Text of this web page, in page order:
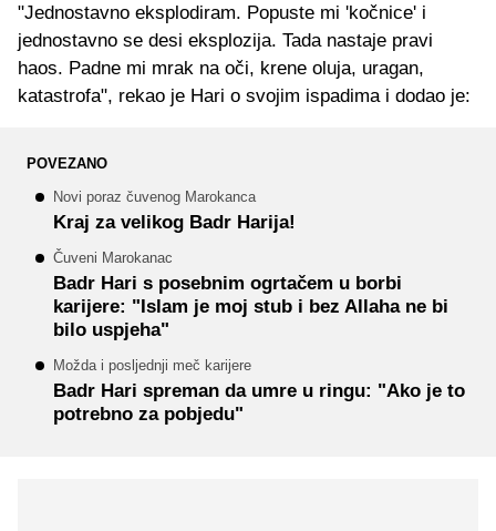
"Jednostavno eksplodiram. Popuste mi 'kočnice' i
jednostavno se desi eksplozija. Tada nastaje pravi
haos. Padne mi mrak na oči, krene oluja, uragan,
katastrofa", rekao je Hari o svojim ispadima i dodao je:
POVEZANO
Novi poraz čuvenog Marokanca
Kraj za velikog Badr Harija!
Čuveni Marokanac
Badr Hari s posebnim ogrtačem u borbi
karijere: "Islam je moj stub i bez Allaha ne bi
bilo uspjeha"
Možda i posljednji meč karijere
Badr Hari spreman da umre u ringu: "Ako je to
potrebno za pobjedu"